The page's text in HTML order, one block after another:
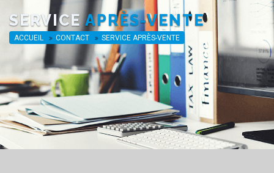
SERVICEAPRÈS-VENTE
ACCUEIL CONTACT SERVICE APRÈS-VENTE